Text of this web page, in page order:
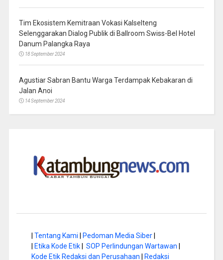
Tim Ekosistem Kemitraan Vokasi Kalselteng
Selenggarakan Dialog Publik di Ballroom Swiss-Bel Hotel
Danum Palangka Raya
18 September 2024
Agustiar Sabran Bantu Warga Terdampak Kebakaran di
Jalan Anoi
14 September 2024
Tentang Kami Pedoman Media Siber|
Etika Kode Etik| SOP Perlindungan Wartawan
Kode Etik Redaksi dan Perusahaan
Redaksi